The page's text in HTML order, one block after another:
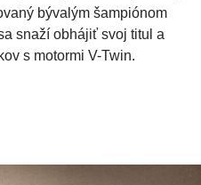
bývalým šampiónom
snaží obhájiť svoj titul a
s motormi V-Twin.